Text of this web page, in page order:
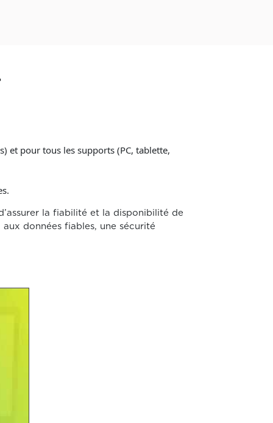
et pour tous les supports (PC, tablette,
la fiabilité et la disponibilité de
données fiables, une sécurité